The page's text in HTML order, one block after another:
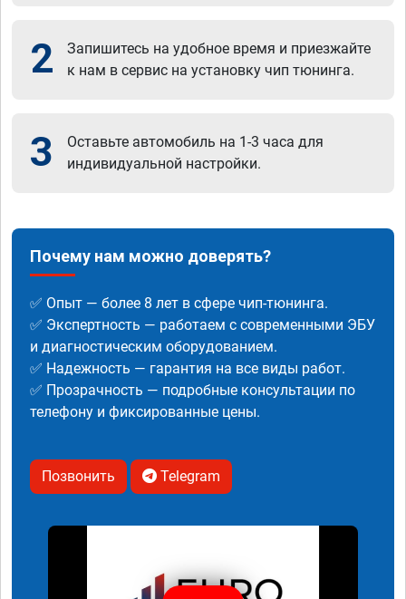
2
Запишитесь на удобное время и приезжайте
к нам в сервис на установку чип тюнинга.
3
Оставьте автомобиль на 1-3 часа для
индивидуальной настройки.
Почему нам можно доверять?
✅ Опыт — более 8 лет в сфере чип-тюнинга.
✅ Экспертность — работаем с современными ЭБУ
и диагностическим оборудованием.
✅ Надежность — гарантия на все виды работ.
✅ Прозрачность — подробные консультации по
телефону и фиксированные цены.
Позвонить Telegram